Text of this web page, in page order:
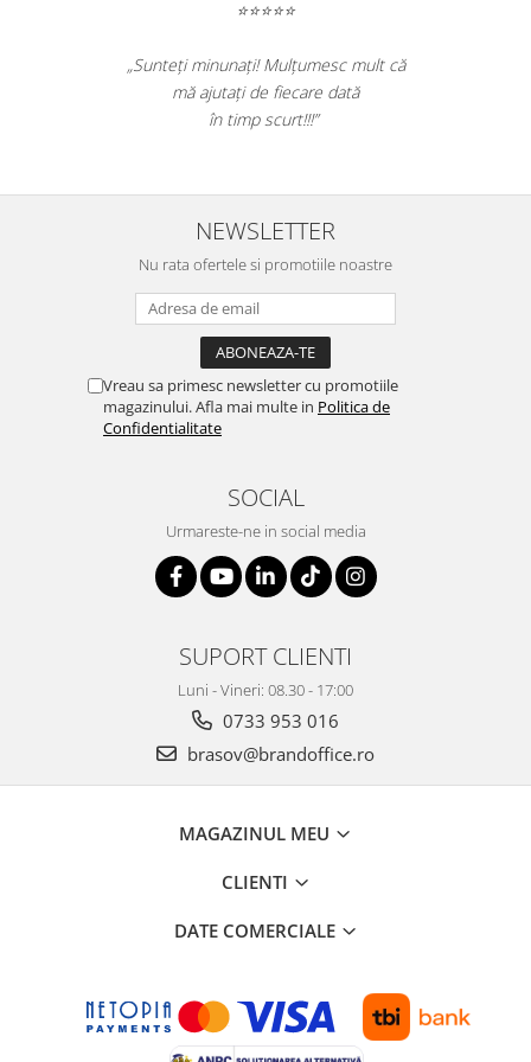
reluarea colaborarii si
produsele plasate
„Foarte bun produsul.
mizeria din pardoseli.
NEWSLETTER
Nu rata ofertele si promotiile noastre
Vreau sa primesc newsletter cu promotiile
magazinului. Afla mai multe in Politica de
Confidentialitate
SOCIAL
Urmareste-ne in social media
SUPORT CLIENTI
Luni - Vineri: 08.30 - 17:00
0733 953 016
brasov@brandoffice.ro
MAGAZINUL MEU
CLIENTI
DATE COMERCIALE